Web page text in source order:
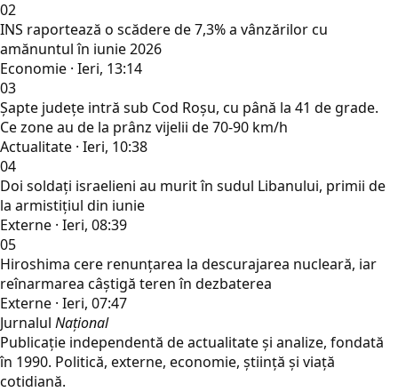
02
INS raportează o scădere de 7,3% a vânzărilor cu
amănuntul în iunie 2026
Economie · Ieri, 13:14
03
Șapte județe intră sub Cod Roșu, cu până la 41 de grade.
Ce zone au de la prânz vijelii de 70-90 km/h
Actualitate · Ieri, 10:38
04
Doi soldați israelieni au murit în sudul Libanului, primii de
la armistițiul din iunie
Externe · Ieri, 08:39
05
Hiroshima cere renunțarea la descurajarea nucleară, iar
reînarmarea câștigă teren în dezbaterea
Externe · Ieri, 07:47
Jurnalul Național
Publicație independentă de actualitate și analize, fondată
în 1990. Politică, externe, economie, știință și viață
cotidiană.